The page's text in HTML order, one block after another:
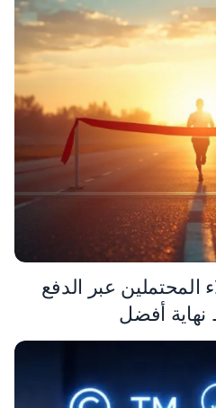
المحتملين عبر الدفع